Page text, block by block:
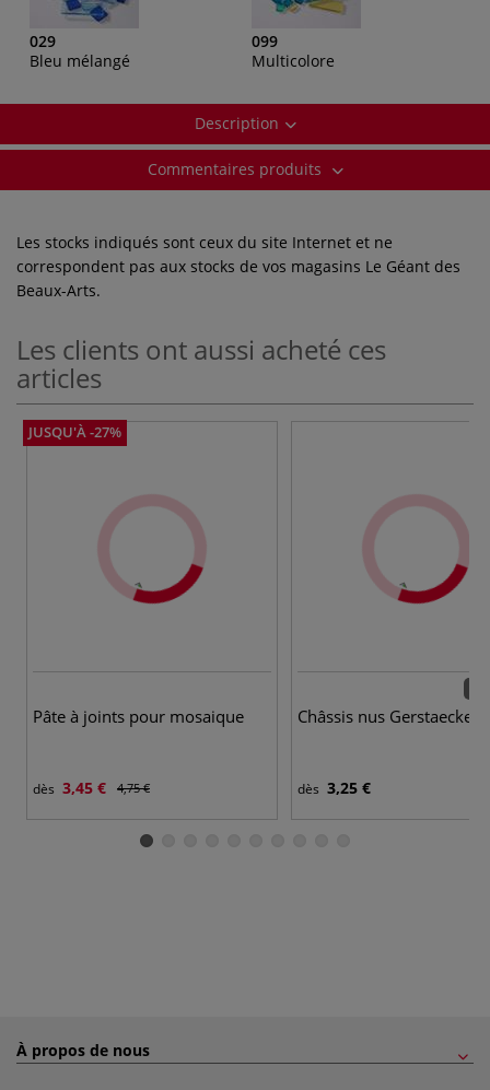
029
Bleu mélangé
099
Multicolore
Description
Commentaires produits
Les stocks indiqués sont ceux du site Internet et ne
correspondent pas aux stocks de vos magasins Le Géant des
Beaux-Arts.
Les clients ont aussi acheté ces
articles
JUSQU'À -27%
Pâte à joints pour mosaique
dès 3,45 € 4,75 €
Châssis nus Gerstaecker
dès 3,25 €
À propos de nous